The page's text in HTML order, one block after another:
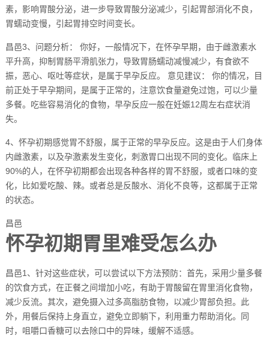
素，影响胃酸分泌，进一步导致胃酸分泌减少，引起胃部消化不良，
胃蠕动变慢，引起胃排空时间变长。
昌邑3、问题分析： 你好，一般情况下，在怀孕早期，由于雌激素水
平升高，抑制胃肠平滑肌张力，导致胃肠蠕动减慢减少，有食欲不
振，恶心、呕吐等症状，是属于早孕反应。 意见建议： 你的情况，目
前正处于早孕期间，是属于正常的，注意饮食量避免过饱，可以少量
多餐。吃些容易消化的食物，早孕反应一般在妊娠12周左右症状消
失。
4、怀孕初期感觉胃不舒服，属于正常的早孕反应。这是由于人们身体
内雌激素，以及孕激素发生变化，刺激胃口出现不同的变化。临床上
90%的人，在怀孕初期都会出现各种各样的胃不舒服，或者口味的变
化，比如爱吃酸、辣。或者总是反酸水、消化不良等，这都属于正常
的状态。
昌邑
怀孕初期胃里难受怎么办
昌邑1、针对这些症状，可以尝试以下方法预防：首先，采用少量多餐
的饮食方式，在正餐之间增加小吃，有助于胃酸留在胃里消化食物，
减少反流。其次，避免摄入过多高脂肪食物，以减少胃部负担。此
外，用餐后保持上身直立，避免立即躺下，利用重力帮助消化。同
时，咀嚼口香糖可以去除口中的异味，缓解不适感。